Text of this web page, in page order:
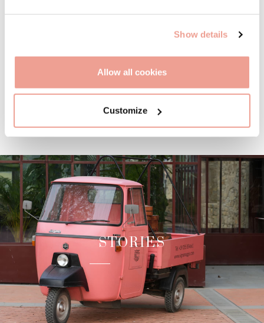
Show details
Allow all cookies
Customize
PR & Media
giulia.favaro@vignamaggio.com
STORIES